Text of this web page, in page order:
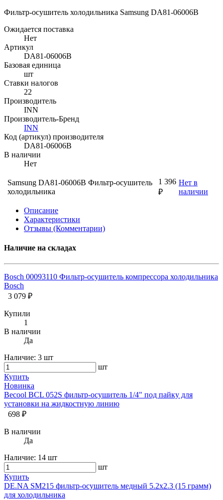
Фильтр-осушитель холодильника Samsung DA81-06006B
Ожидается поставка
Нет
Артикул
DA81-06006B
Базовая единица
шт
Ставки налогов
22
Производитель
INN
Производитель-Бренд
INN
Код (артикул) производителя
DA81-06006B
В наличии
Нет
Samsung DA81-06006B Фильтр-осушитель
холодильника
1 396
₽
Нет в
наличии
Описание
Характеристики
Отзывы (Комментарии)
Наличие на складах
Bosch 00093110 Фильтр-осушитель компрессора холодильника
Bosch
3 079 ₽
Купили
1
В наличии
Да
Наличие: 3 шт
шт
Купить
Новинка
Becool BCL 052S фильтр-осушитель 1/4" под пайку для
установки на жидкостную линию
698 ₽
В наличии
Да
Наличие: 14 шт
шт
Купить
DE.NA SM215 фильтр-осушитель медный 5.2х2.3 (15 грамм)
для холодильника